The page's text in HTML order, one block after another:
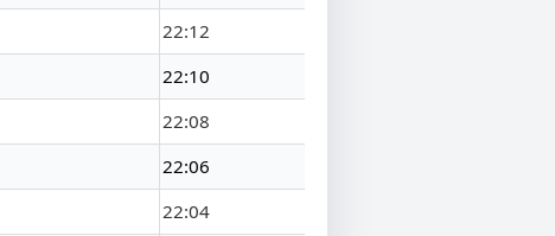
22:12
22:10
22:08
22:06
22:04